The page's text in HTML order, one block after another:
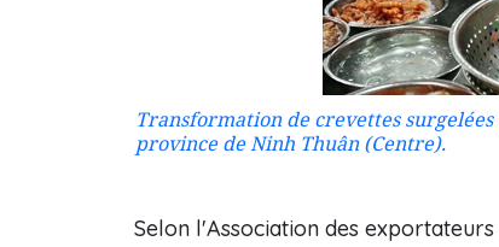
Transformation de crevettes
province de Ninh Thuân (Centre).
Selon l'Association des